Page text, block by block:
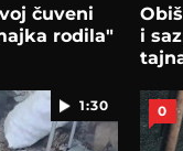
čuveni
rodila"
i
1:30 0